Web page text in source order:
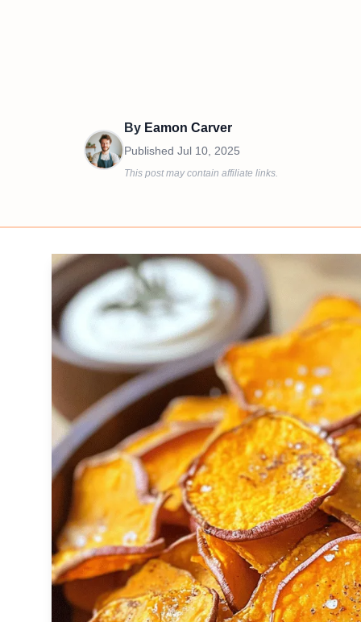
By Eamon Carver
Published Jul 10, 2025
This post may contain affiliate links.